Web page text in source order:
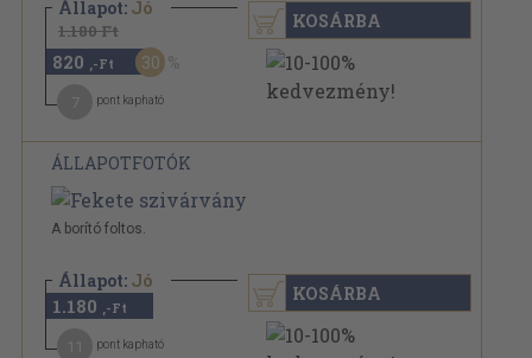
Állapot: Jó
1.180 Ft
820 ,-Ft 30
pont kapható
KOSÁRBA
ÁLLAPOTFOTÓK
A borító foltos.
Állapot: Jó
1.180 ,-Ft
pont kapható
KOSÁRBA